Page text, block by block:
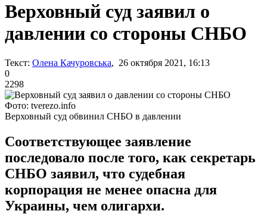
Верховный суд заявил о
давлении со стороны СНБО
Текст: Олена Качуровська, 26 октября 2021, 16:13
0
2298
Фото: tverezo.info
Верховный суд обвинил СНБО в давлении
Соответствующее заявление
последовало после того, как секретарь
СНБО заявил, что судебная
корпорация не менее опасна для
Украины, чем олигархи.